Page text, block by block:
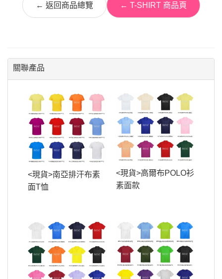
← 返回商品總覽 ← T-SHIRT 商品頁
關聯產品
<現貨>南亞排汗布素
面T恤
<現貨>高爾布POLO衫
素面款